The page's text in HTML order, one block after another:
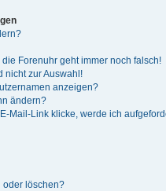
Forenuhr geht immer noch falsch!
nicht zur Auswahl!
anzeigen?
ändern?
Mail-Link klicke, werde ich
oder löschen?